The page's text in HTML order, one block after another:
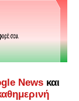
News και